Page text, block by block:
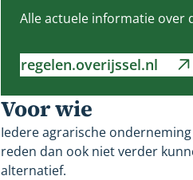
Alle actuele informatie over
regelen.overijssel.nl
Verwijst
naar
andere
website
Voor wie
Iedere agrarische
reden dan ook niet verder
alternatief.